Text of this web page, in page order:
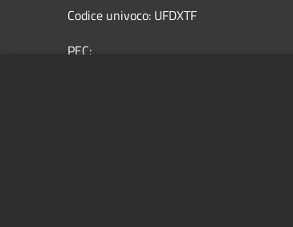
Codice univoco: UFDXTF
PEC: